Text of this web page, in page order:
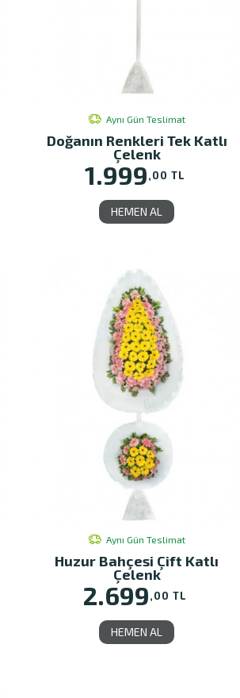
Aynı Gün Teslimat
Doğanın Renkleri Tek Katlı
Çelenk
1.999,00 TL
HEMEN AL
Aynı Gün Teslimat
Huzur Bahçesi Çift Katlı
Çelenk
2.699,00 TL
HEMEN AL